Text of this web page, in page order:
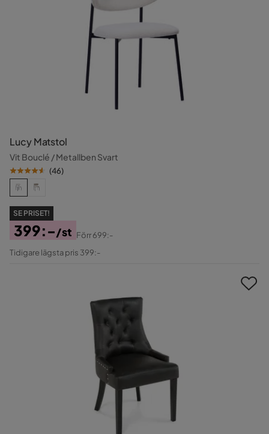
Lucy Matstol
Vit Bouclé / Metallben Svart
(46)
SE PRISET!
Pris
399:-/st
Original
Förr699:-
Tidigare lägsta pris 399:-